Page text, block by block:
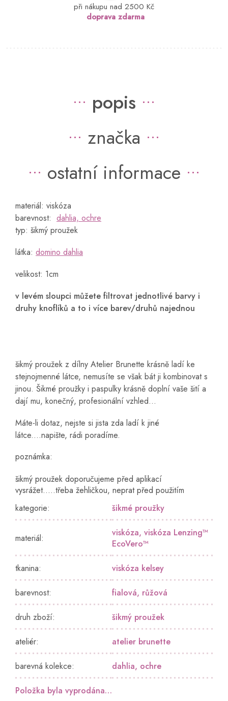
při nákupu nad 2500 Kč
doprava zdarma
popis
značka
ostatní informace
materiál: viskóza
barevnost: dahlia, ochre
typ: šikmý proužek
látka: domino dahlia
velikost: 1cm
v levém sloupci můžete filtrovat jednotlivé barvy i
druhy knoflíků a to i více barev/druhů najednou
šikmý proužek z dílny Atelier Brunette krásně ladí ke
stejnojmenné látce, nemusíte se však bát ji kombinovat s
jinou. Šikmé proužky i paspulky krásně doplní vaše šití a
dají mu, konečný, profesionální vzhled...
Máte-li dotaz, nejste si jista zda ladí k jiné
látce....napište, rádi poradíme.
poznámka:
šikmý proužek doporučujeme před aplikací
vysrážet.....třeba žehličkou, neprat před použitím
kategorie: šikmé proužky
materiál: viskóza, viskóza Lenzing™️
EcoVero™️
tkanina: viskóza kelsey
barevnost: fialová, růžová
druh zboží: šikmý proužek
ateliér: atelier brunette
barevná kolekce: dahlia, ochre
Položka byla vyprodána…